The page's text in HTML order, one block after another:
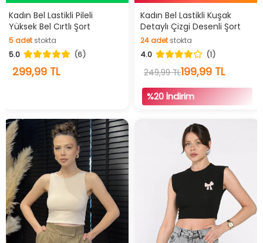
Videolu Ürün
Hızlı Teslimat
Kadın Bel Lastikli Pileli
Yüksek Bel Cırtlı Şort
5adetstokta
5adetstokta
5.0 (6)
299,99 TL
Hızlı Teslimat
İndirimli Ürün
Kadın Bel Lastikli Kuşak
Detaylı Çizgi Desenli Şort
24adetstokta
24adetstokta
4.0
(1)
249,99 TL199,99 TL
%20 İndirim